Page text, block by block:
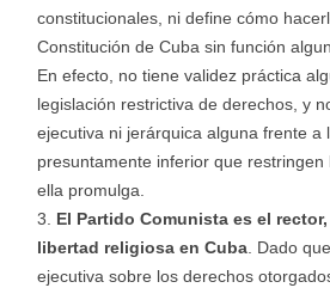
constitucionales, ni define cómo
Constitución de Cuba sin función
En efecto, no tiene validez práctica
legislación restrictiva de derechos, y
ejecutiva ni jerárquica alguna frente a
presuntamente inferior que
ella promulga.
El Partido Comunista es el
libertad religiosa en Cuba . Dado
ejecutiva sobre los derechos